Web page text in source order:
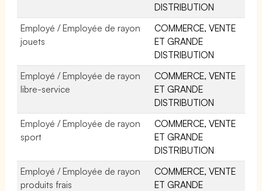
DISTRIBUTION
Employé / Employée de rayon
jouets
COMMERCE, VENTE
ET GRANDE
DISTRIBUTION
Employé / Employée de rayon
libre-service
COMMERCE, VENTE
ET GRANDE
DISTRIBUTION
Employé / Employée de rayon
sport
COMMERCE, VENTE
ET GRANDE
DISTRIBUTION
Employé / Employée de rayon
produits frais
COMMERCE, VENTE
ET GRANDE